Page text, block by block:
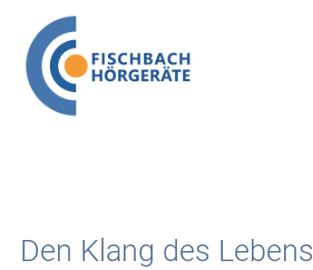
Den Klang des Lebens